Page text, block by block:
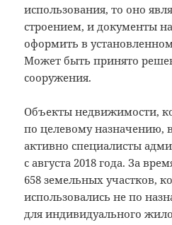
использования, то оно
строением, и документы
оформить в
Может быть принято
сооружения.
Объекты недвижимости,
по целевому назначению,
активно специалисты
с августа 2018 года. За
658 земельных участков,
использовались не по
для индивидуального